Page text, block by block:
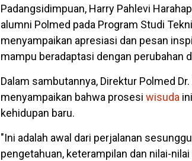
Padangsidimpuan, Harry Pahlevi
alumni Polmed pada Program Studi
menyampaikan apresiasi dan pesan
mampu beradaptasi dengan perubahan
Dalam sambutannya, Direktur Polmed Dr.
menyampaikan bahwa prosesi wisuda
kehidupan baru.
"Ini adalah awal dari perjalanan
pengetahuan, keterampilan dan nilai-